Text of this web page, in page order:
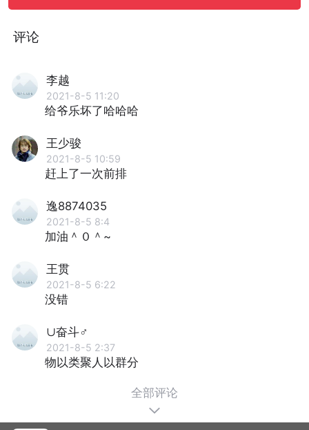
评论
李越
2021-8-5 11:20
给爷乐坏了哈哈哈
王少骏
2021-8-5 10:59
赶上了一次前排
逸8874035
2021-8-5 8:4
加油＾０＾~
王贯
2021-8-5 6:22
没错
∪奋斗♂
2021-8-5 2:37
物以类聚人以群分
全部评论